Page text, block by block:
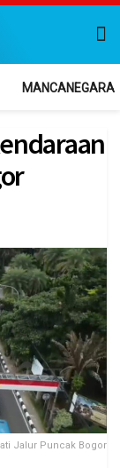
MANCANEGARA
Jalur Puncak Bogor